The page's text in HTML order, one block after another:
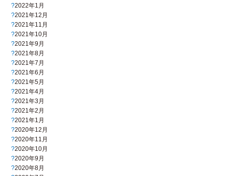
2022年1月
2021年12月
2021年11月
2021年10月
2021年9月
2021年8月
2021年7月
2021年6月
2021年5月
2021年4月
2021年3月
2021年2月
2021年1月
2020年12月
2020年11月
2020年10月
2020年9月
2020年8月